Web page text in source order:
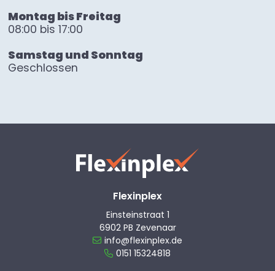
Montag bis Freitag
08:00 bis 17:00
Samstag und Sonntag
Geschlossen
Flexinplex
Einsteinstraat 1
6902 PB Zevenaar
info@flexinplex.de
0151 15324818